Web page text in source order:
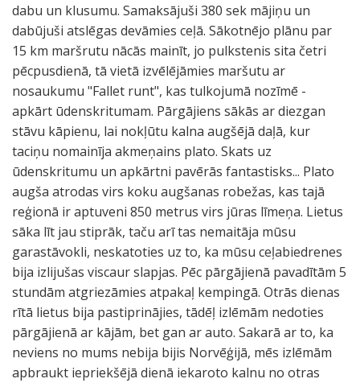
dabu un klusumu. Samaksājuši 380 sek mājiņu un
dabūjuši atslēgas devāmies ceļā. Sākotnējo plānu par
15 km maršrutu nācās mainīt, jo pulkstenis sita četri
pēcpusdienā, tā vietā izvēlējāmies maršutu ar
nosaukumu "Fallet runt", kas tulkojumā nozīmē -
apkārt ūdenskritumam. Pārgājiens sākās ar diezgan
stāvu kāpienu, lai nokļūtu kalna augšējā daļā, kur
taciņu nomainīja akmeņains plato. Skats uz
ūdenskritumu un apkārtni pavērās fantastisks... Plato
augša atrodas virs koku augšanas robežas, kas tajā
reģionā ir aptuveni 850 metrus virs jūras līmeņa. Lietus
sāka līt jau stiprāk, taču arī tas nemaitāja mūsu
garastāvokli, neskatoties uz to, ka mūsu ceļabiedrenes
bija izlijušas viscaur slapjas. Pēc pārgājienā pavadītām 5
stundām atgriezāmies atpakaļ kempingā. Otrās dienas
rītā lietus bija pastiprinājies, tādēļ izlēmām nedoties
pārgājienā ar kājām, bet gan ar auto. Sakarā ar to, ka
neviens no mums nebija bijis Norvēģijā, mēs izlēmām
apbraukt iepriekšējā dienā iekaroto kalnu no otras